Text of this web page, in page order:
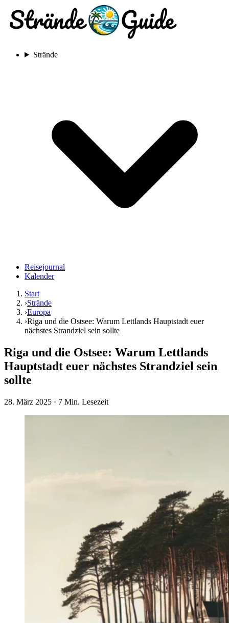
Strände
Reisejournal
Kalender
Start
›Strände
›Europa
›Riga und die Ostsee: Warum Lettlands Hauptstadt euer
nächstes Strandziel sein sollte
Riga und die Ostsee: Warum Lettlands
Hauptstadt euer nächstes Strandziel sein
sollte
28. März 2025 · 7 Min. Lesezeit